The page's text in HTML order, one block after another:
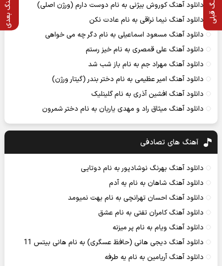
آهنـگ قبلی آهـنگ بعدی
دانلود آهنگ کوروش بیژنی به نام دوست دارم (ورژن اصلی)
دانلود آهنگ نیما نراقی به نام عادت نکن
دانلود آهنگ مسعود اسماعیلی به نام دگر چه می خواهی
دانلود آهنگ علی قمصری به نام خیز رستم
دانلود آهنگ مهراد جم به نام باز شب شد
دانلود آهنگ امیر عظیمی به نام دختر بندر (گیتار ورژن)
دانلود آهنگ افشین آذری به نام گلینلیک
دانلود آهنگ میثاق راد و مهدی یاریان به نام دختر شمرون
آهنگ های تصادفی
دانلود آهنگ بهرنگ نوشادپور به نام دوتایی
دانلود آهنگ شاهان به نام یه آدم
دانلود آهنگ احسان تهرانچی به نام بهت نمیومد
دانلود آهنگ کامران تفتی به نام عشق
دانلود آهنگ ویام به نام پر میزنه
دانلود آهنگ دیجی هانی (حافظ عسگری) به نام هانی بیتس 11
دانلود آهنگ آریامین به نام یه طرفه